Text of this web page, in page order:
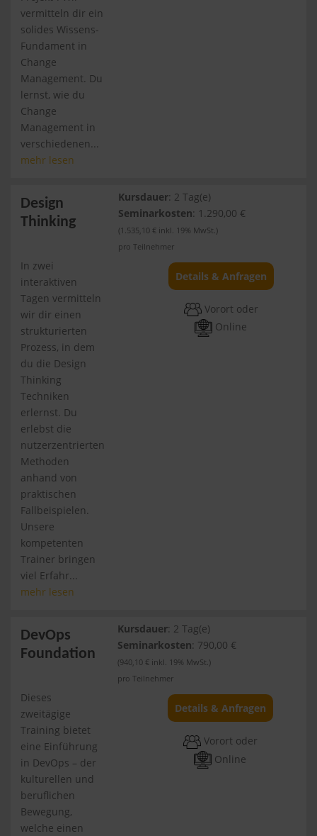
vermitteln dir ein
solides Wissens-
Fundament in
Change
Management. Du
lernst, wie du
Change
Management in
verschiedenen...
mehr lesen
Design
Thinking
In zwei
interaktiven
Tagen vermitteln
wir dir einen
strukturierten
Prozess, in dem
du die Design
Thinking
Techniken
erlernst. Du
erlebst die
nutzerzentrierten
Methoden
anhand von
praktischen
Fallbeispielen.
Unsere
kompetenten
Trainer bringen
viel Erfahr...
mehr lesen
Kursdauer: 2 Tag(e)
Seminarkosten: 1.290,00 €
(1.535,10 € inkl. 19% MwSt.)
pro Teilnehmer
Details & Anfragen
Vorort oder
Online
DevOps
Foundation
Dieses
zweitägige
Training bietet
eine Einführung
in DevOps – der
kulturellen und
beruflichen
Bewegung,
welche einen
Kursdauer: 2 Tag(e)
Seminarkosten: 790,00 €
(940,10 € inkl. 19% MwSt.)
pro Teilnehmer
Details & Anfragen
Vorort oder
Online